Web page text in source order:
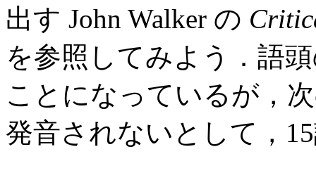
出す John Walker の
を参照してみよう．語
ことになっているが，
発音されないとして，